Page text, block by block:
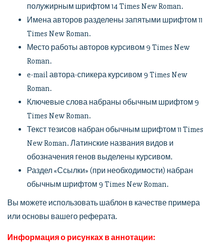
полужирным шрифтом 14 Times New Roman.
Имена авторов разделены запятыми шрифтом 11
Times New Roman.
Место работы авторов курсивом 9 Times New
Roman.
e-mail автора-спикера курсивом 9 Times New
Roman.
Ключевые слова набраны обычным шрифтом 9
Times New Roman.
Текст тезисов набран обычным шрифтом 11 Times
New Roman. Латинские названия видов и
обозначения генов выделены курсивом.
Раздел «Ссылки» (при необходимости) набран
обычным шрифтом 9 Times New Roman.
Вы можете использовать шаблон в качестве примера
или основы вашего реферата.
Информация о рисунках в аннотации: